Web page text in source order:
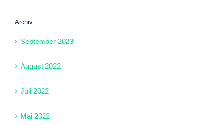
Archiv
September 2023
August 2022
Juli 2022
Mai 2022